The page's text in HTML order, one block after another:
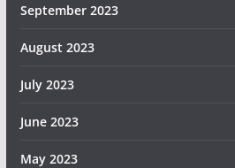
September 2023
August 2023
July 2023
June 2023
May 2023